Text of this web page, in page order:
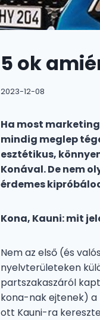
5 ok
2023-12-08
Ha most
mindig meglep
esztétikus,
Konával. De nem
érdemes
Kona, Kauni: mit
Nem az első (és
nyelvterületeken
partszakaszáról
kona-nak ejtenek) a
ott Kauni-ra